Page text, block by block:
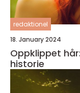
redaktionel
18. January 2024
Oppklippet
historie